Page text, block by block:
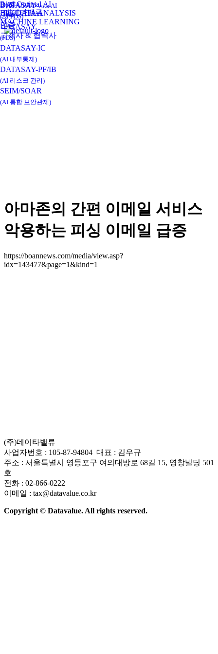
데이타밸류
비전
연혁
인증
고객사 & 협력사
DATASAYwith AI
(AI-FDS)
DATASAY
(FDS)
DATASAY-IC
(AI 내부통제)
DATASAY-PF/IB
(AI 리스크 관리)
SEIM/SOAR
(AI 통합 보안관제)
Real-Optimal AI
BIG DATA ANALYSIS
MACHINE LEARNING
아마존의 간편 이메일 서비스
악용하는 피싱 이메일 급증
https://boannews.com/media/view.asp?
idx=143477&page=1&kind=1
(주)데이타밸류
사업자번호 : 105-87-94804 대표 : 김우규
주소 : 서울특별시 영등포구 여의대방로 68길 15, 영창빌딩 501
호
전화 : 02-866-0222
이메일 : tax@datavalue.co.kr
Copyright © Datavalue. All rights reserved.